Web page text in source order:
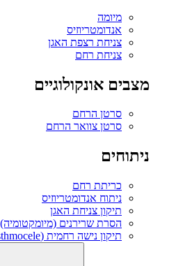
מיומה
אנדומטריוזיס
צניחת רצפת האגן
צניחת רחם
מצבים אונקולוגיים
סרטן הרחם
סרטן צוואר הרחם
ניתוחים
כריתת רחם
ניתוח אנדומטריוזיס
תיקון צניחת האגן
הסרת שרירנים (מיומקטומיה)
תיקון נישה רחמית (Isthmocele)